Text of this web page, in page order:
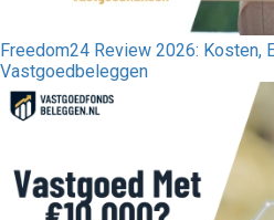
Freedom24 Review 2026: Kosten,
Vastgoedbeleggen